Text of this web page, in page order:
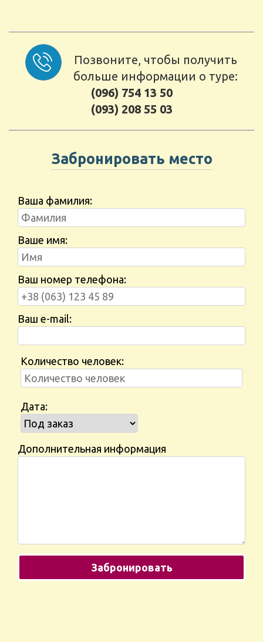
Позвоните, чтобы получить
больше информации о туре:
(096) 754 13 50
(093) 208 55 03
Забронировать место
Ваша фамилия:
Ваше имя:
Ваш номер телефона:
Ваш e-mail:
Количество человек:
Дата:
Дополнительная информация